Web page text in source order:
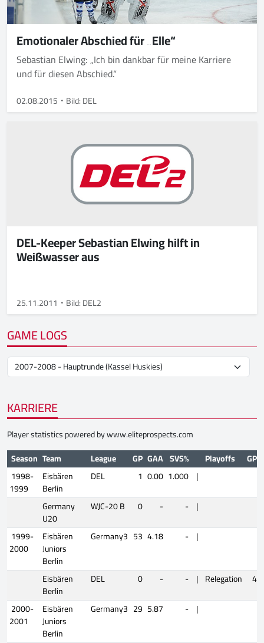
Emotionaler Abschied für „Elle“
Sebastian Elwing: „Ich bin dankbar für meine Karriere
und für diesen Abschied.“
02.08.2015 Bild: DEL
DEL-Keeper Sebastian Elwing hilft in
Weißwasser aus
25.11.2011 Bild: DEL2
GAME LOGS
KARRIERE
Player statistics powered bywww.eliteprospects.com
Season Team League GP GAA SVS% Playoffs GP
1998-
1999
Eisbären
Berlin
DEL 1 0.00 1.000 |
Germany
U20
WJC-20 B 0 - - |
1999-
2000
Eisbären
Juniors
Berlin
Germany3 53 4.18 - |
Eisbären
Berlin
DEL 0 - - | Relegation 4
2000-
2001
Eisbären
Juniors
Berlin
Germany3 29 5.87 - |